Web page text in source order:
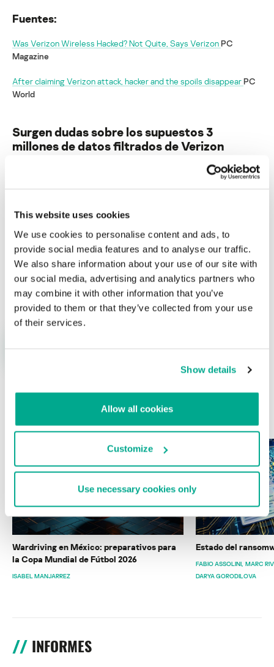
This website uses cookies
We use cookies to personalise content and ads, to
provide social media features and to analyse our traffic.
We also share information about your use of our site with
our social media, advertising and analytics partners who
may combine it with other information that you’ve
provided to them or that they’ve collected from your use
of their services.
Show details
Allow all cookies
Customize
Use necessary cookies only
Fuentes:
Was Verizon Wireless Hacked? Not Quite, Says VerizonPC
Magazine
After claiming Verizon attack, hacker and the spoils disappearPC
World
Surgen dudas sobre los supuestos 3
millones de datos filtrados de Verizon
Su dirección de correo electrónico no será publicada. Los
Nombre* Correo electrónico*
ÚLTIMAS PUBLICACIONES
Wardriving en México: preparativos para
la Copa Mundial de Fútbol 2026
ISABEL MANJARREZ
Estado del
FABIO ASSOLINI MARC
DARYA GORODILOVA
INFORMES